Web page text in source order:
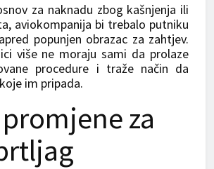
za naknadu zbog kašnjenja ili
aviokompanija bi trebalo putniku
popunjen obrazac za zahtjev.
više ne moraju sami da prolaze
procedure i traže način da
im pripada.
za